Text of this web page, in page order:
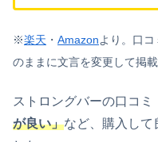
※楽天 ・ Amazonより。口
のままに文言を変更して掲載
ストロングバーの口コミ
が良い」など、購入して